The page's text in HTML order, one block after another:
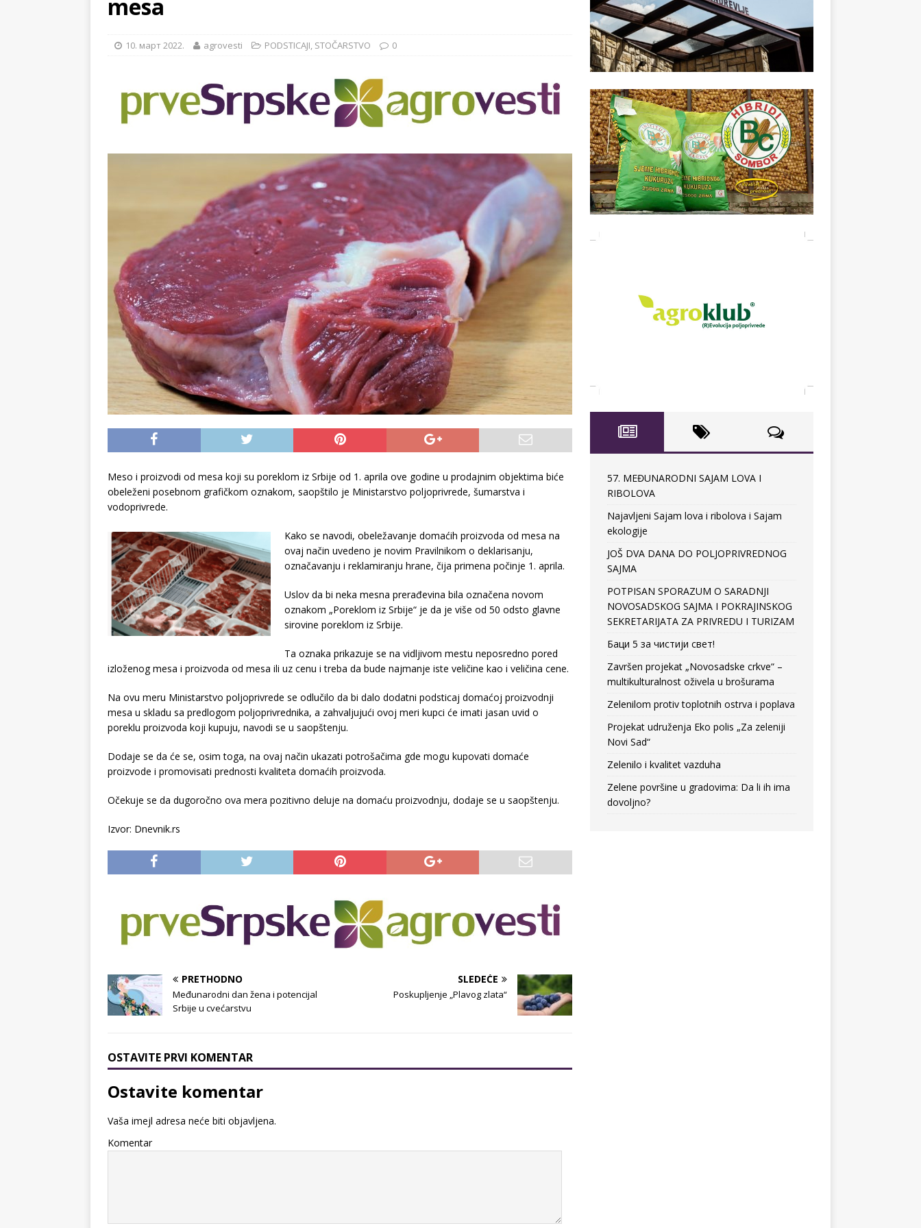
57. MEĐUNARODNI SAJAM LOVA I RIBOLOVA
mesa
10. март 2022. agrovesti PODSTICAJI, STOČARSTVO 0
Meso i proizvodi od mesa koji su poreklom iz Srbije od 1. aprila ove godine u prodajnim objektima biće
obeleženi posebnom grafičkom oznakom, saopštilo je Ministarstvo poljoprivrede, šumarstva i
vodoprivrede.
Kako se navodi, obeležavanje domaćih proizvoda od mesa na
ovaj način uvedeno je novim Pravilnikom o deklarisanju,
označavanju i reklamiranju hrane, čija primena počinje 1. aprila.
Uslov da bi neka mesna prerađevina bila označena novom
oznakom „Poreklom iz Srbije“ je da je više od 50 odsto glavne
sirovine poreklom iz Srbije.
Ta oznaka prikazuje se na vidljivom mestu neposredno pored
izloženog mesa i proizvoda od mesa ili uz cenu i treba da bude najmanje iste veličine kao i veličina cene.
Na ovu meru Ministarstvo poljoprivrede se odlučilo da bi dalo dodatni podsticaj domaćoj proizvodnji
mesa u skladu sa predlogom poljoprivrednika, a zahvaljujući ovoj meri kupci će imati jasan uvid o
poreklu proizvoda koji kupuju, navodi se u saopštenju.
Dodaje se da će se, osim toga, na ovaj način ukazati potrošačima gde mogu kupovati domaće
proizvode i promovisati prednosti kvaliteta domaćih proizvoda.
Očekuje se da dugoročno ova mera pozitivno deluje na domaću proizvodnju, dodaje se u saopštenju.
Izvor: Dnevnik.rs
PRETHODNO
Međunarodni dan žena i potencijal
Srbije u cvećarstvu
SLEDEĆE
Poskupljenje „Plavog zlata“
OSTAVITE PRVI KOMENTAR
Ostavite komentar
Vaša imejl adresa neće biti objavljena.
Komentar
57. MEĐUNARODNI SAJAM LOVA I
RIBOLOVA
Najavljeni Sajam lova i ribolova i Sajam
ekologije
JOŠ DVA DANA DO POLJOPRIVREDNOG
SAJMA
POTPISAN SPORAZUM O SARADNJI
NOVOSADSKOG SAJMA I POKRAJINSKOG
SEKRETARIJATA ZA PRIVREDU I TURIZAM
Баци 5 за чистији свет!
Završen projekat „Novosadske crkve“ –
multikulturalnost oživela u brošurama
Zelenilom protiv toplotnih ostrva i poplava
Projekat udruženja Eko polis „Za zeleniji
Novi Sad“
Zelenilo i kvalitet vazduha
Zelene površine u gradovima: Da li ih ima
dovoljno?